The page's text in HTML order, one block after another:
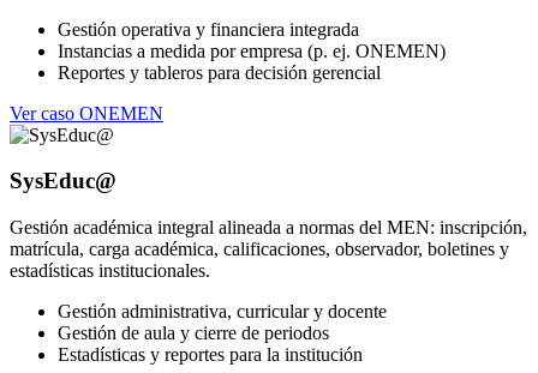
Gestión operativa y financiera integrada
Instancias a medida por empresa (p. ej. ONEMEN)
Reportes y tableros para decisión gerencial
Ver caso ONEMEN
SysEduc@
Gestión académica integral alineada a normas del MEN: inscripción,
matrícula, carga académica, calificaciones, observador, boletines y
estadísticas institucionales.
Gestión administrativa, curricular y docente
Gestión de aula y cierre de periodos
Estadísticas y reportes para la institución